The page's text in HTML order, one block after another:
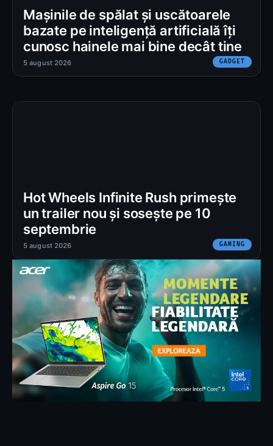
Mașinile de spălat și uscătoarele
bazate pe inteligență artificială îți
cunosc hainele mai bine decât tine
GADGET
5 august 2026
Hot Wheels Infinite Rush primește
un trailer nou și sosește pe 10
septembrie
GAMING
5 august 2026